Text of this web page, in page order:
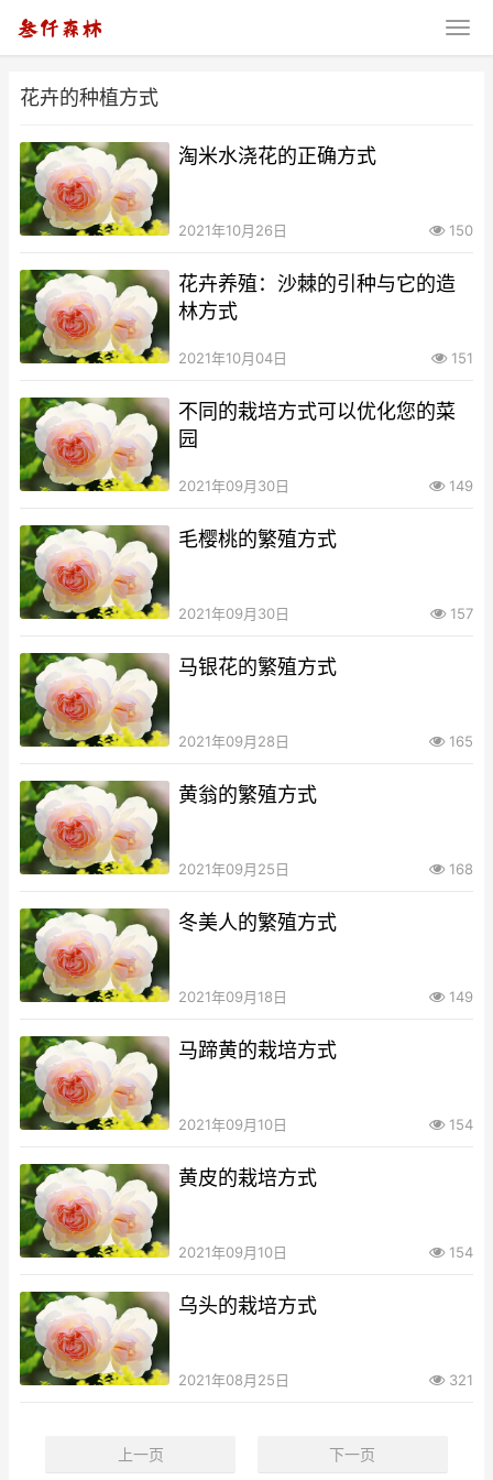
花卉的种植方式
淘米水浇花的正确方式
2021年10月26日 150
花卉养殖：沙棘的引种与它的造
林方式
2021年10月04日 151
不同的栽培方式可以优化您的菜
园
2021年09月30日 149
毛樱桃的繁殖方式
2021年09月30日 157
马银花的繁殖方式
2021年09月28日 165
黄翁的繁殖方式
2021年09月25日 168
冬美人的繁殖方式
2021年09月18日 149
马蹄黄的栽培方式
2021年09月10日 154
黄皮的栽培方式
2021年09月10日 154
乌头的栽培方式
2021年08月25日 321
上一页 下一页